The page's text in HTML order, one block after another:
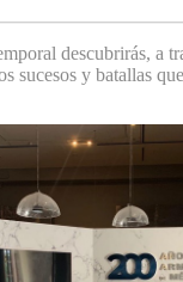
descubrirás, a
sucesos y batallas